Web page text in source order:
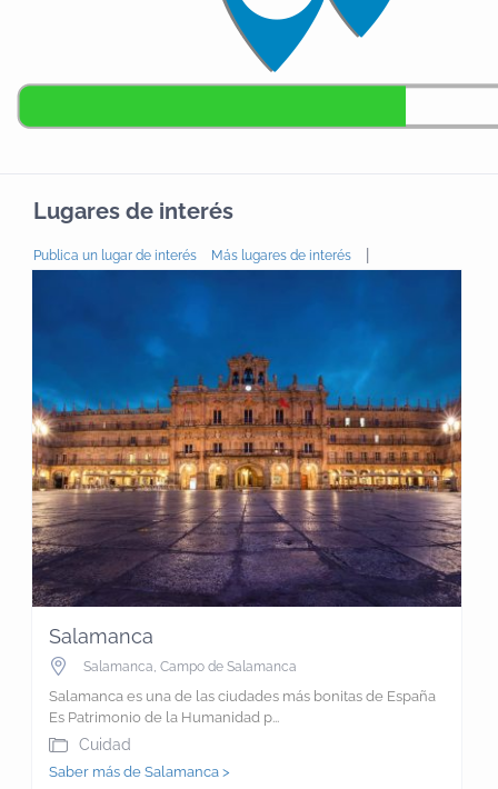
clásica con nuestros caballos de Pura Raza
Españolan en nuestro picadero cubierto con
graderío.Tanto en solitario como complemento de
Lugares de interés
Publica un lugar de interés Más lugares de interés
Salamanca
Salamanca Campo de Salamanca
Salamanca es una de las ciudades más bonitas de España
Es Patrimonio de la Humanidad p...
Cuidad
Saber más de Salamanca >